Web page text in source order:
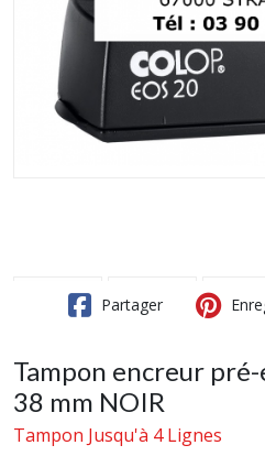
Partager
Tampon encreur
38 mm NOIR
Tampon Jusqu'à 4 Lignes